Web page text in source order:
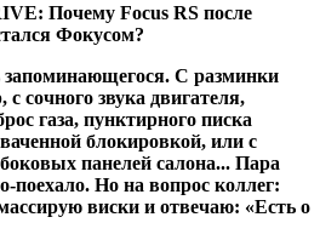
Почему Focus RS после
Фокусом?
запоминающегося. С разминки
сочного звука двигателя,
газа, пунктирного писка
блокировкой, или с
панелей салона... Пара
Но на вопрос коллег:
виски и отвечаю: «Есть о